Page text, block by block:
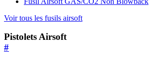
Voir tous les fusils airsoft
Pistolets Airsoft
#